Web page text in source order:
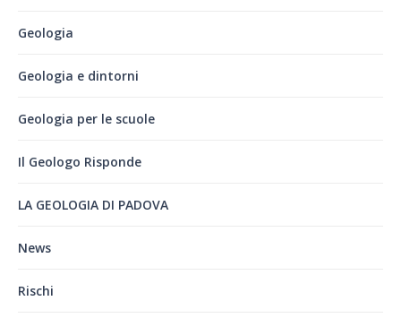
Geologia
Geologia e dintorni
Geologia per le scuole
Il Geologo Risponde
LA GEOLOGIA DI PADOVA
News
Rischi